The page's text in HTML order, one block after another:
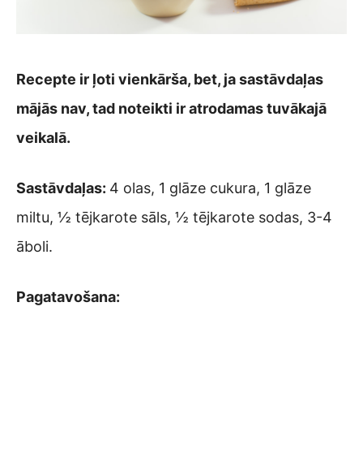
Recepte ir ļoti vienkārša, bet, ja sastāvdaļas
mājās nav, tad noteikti ir atrodamas tuvākajā
veikalā.
Sastāvdaļas: 4 olas, 1 glāze cukura, 1 glāze
miltu, ½ tējkarote sāls, ½ tējkarote sodas, 3-4
āboli.
Pagatavošana: